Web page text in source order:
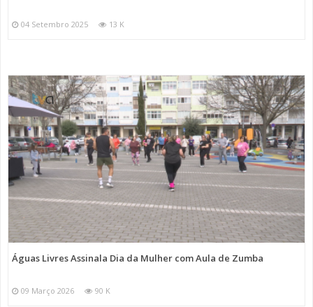
04 Setembro 2025 13 K
Águas Livres Assinala Dia da Mulher com Aula de Zumba
09 Março 2026 90 K